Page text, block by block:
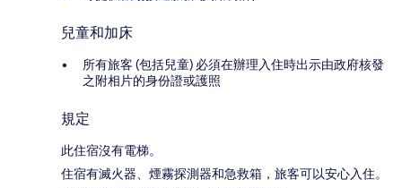
兒童和加床
所有旅客 (包括兒童) 必須在辦理入住時出示由政府核發
之附相片的身份證或護照
規定
此住宿沒有電梯。
住宿有滅火器、煙霧探測器和急救箱，旅客可以安心入住。